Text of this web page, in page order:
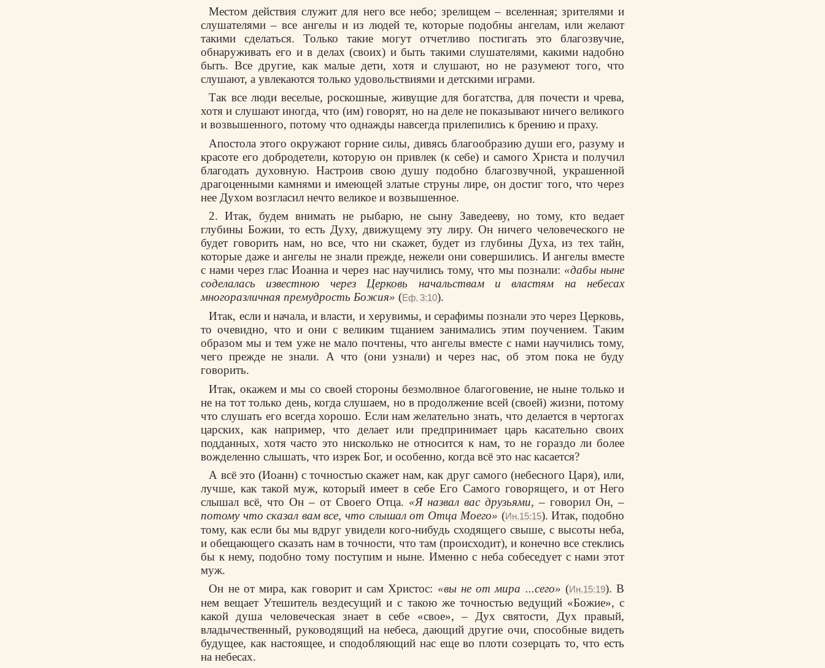
Местом действия служит для него все небо; зрелищем – вселенная; зрителями и
слушателями – все ангелы и из людей те, которые подобны ангелам, или желают
такими сделаться. Только такие могут отчетливо постигать это благозвучие,
обнаруживать его и в делах (своих) и быть такими слушателями, какими надобно
быть. Все другие, как малые дети, хотя и слушают, но не разумеют того, что
слушают, а увлекаются только удовольствиями и детскими играми.
Так все люди веселые, роскошные, живущие для богатства, для почести и чрева,
хотя и слушают иногда, что (им) говорят, но на деле не показывают ничего великого
и возвышенного, потому что однажды навсегда прилепились к брению и праху.
Апостола этого окружают горние силы, дивясь благообразию души его, разуму и
красоте его добродетели, которую он привлек (к себе) и самого Христа и получил
благодать духовную. Настроив свою душу подобно благозвучной, украшенной
драгоценными камнями и имеющей златые струны лире, он достиг того, что через
нее Духом возгласил нечто великое и возвышенное.
2. Итак, будем внимать не рыбарю, не сыну Заведееву, но тому, кто ведает
глубины Божии, то есть Духу, движущему эту лиру. Он ничего человеческого не
будет говорить нам, но все, что ни скажет, будет из глубины Духа, из тех тайн,
которые даже и ангелы не знали прежде, нежели они совершились. И ангелы вместе
с нами через глас Иоанна и через нас научились тому, что мы познали: «дабы ныне
соделалась известною через Церковь начальствам и властям на небесах
многоразличная премудрость Божия» (Еф. 3:10).
Итак, если и начала, и власти, и херувимы, и серафимы познали это через Церковь,
то очевидно, что и они с великим тщанием занимались этим поучением. Таким
образом мы и тем уже не мало почтены, что ангелы вместе с нами научились тому,
чего прежде не знали. А что (они узнали) и через нас, об этом пока не буду
говорить.
Итак, окажем и мы со своей стороны безмолвное благоговение, не ныне только и
не на тот только день, когда слушаем, но в продолжение всей (своей) жизни, потому
что слушать его всегда хорошо. Если нам желательно знать, что делается в чертогах
царских, как например, что делает или предпринимает царь касательно своих
подданных, хотя часто это нисколько не относится к нам, то не гораздо ли более
вожделенно слышать, что изрек Бог, и особенно, когда всё это нас касается?
А всё это (Иоанн) с точностью скажет нам, как друг самого (небесного Царя), или,
лучше, как такой муж, который имеет в себе Его Самого говорящего, и от Него
слышал всё, что Он – от Своего Отца. «Я назвал вас друзьями, – говорил Он, –
потому что сказал вам все, что слышал от Отца Моего» (Ин.15:15). Итак, подобно
тому, как если бы мы вдруг увидели кого-нибудь сходящего свыше, с высоты неба,
и обещающего сказать нам в точности, что там (происходит), и конечно все стеклись
бы к нему, подобно тому поступим и ныне. Именно с неба собеседует с нами этот
муж.
Он не от мира, как говорит и сам Христос: «вы не от мира ...сего» (Ин.15:19). В
нем вещает Утешитель вездесущий и с такою же точностью ведущий «Божие», с
какой душа человеческая знает в себе «свое», – Дух святости, Дух правый,
владычественный, руководящий на небеса, дающий другие очи, способные видеть
будущее, как настоящее, и сподобляющий нас еще во плоти созерцать то, что есть
на небесах.